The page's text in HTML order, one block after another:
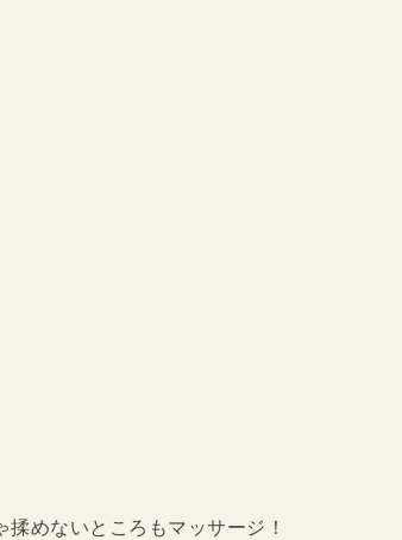
めないところもマッサージ！